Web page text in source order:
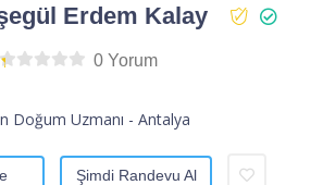
Erdem Kalay
0 Yorum
Doğum Uzmanı - Antalya
Şimdi Randevu Al